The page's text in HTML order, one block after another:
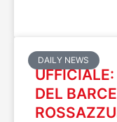
DAILY NEWS
DEL